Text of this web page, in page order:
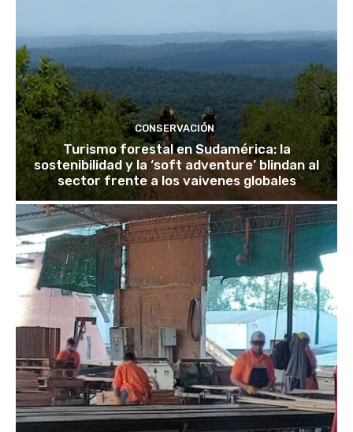
CONSERVACIÓN
Turismo forestal en Sudamérica: la
sostenibilidad y la ‘soft adventure’ blindan al
sector frente a los vaivenes globales